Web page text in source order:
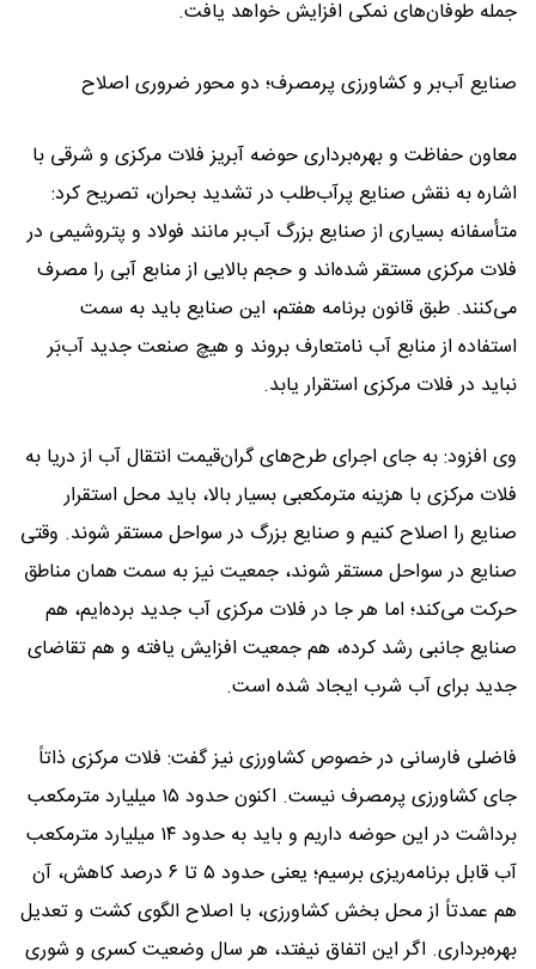
جمله طوفان‌های نمکی افزایش خواهد یافت.
صنایع آب‌بر و کشاورزی پرمصرف؛ دو محور ضروری اصلاح
معاون حفاظت و بهره‌برداری حوضه آبریز فلات مرکزی و شرقی با
اشاره به نقش صنایع پرآب‌طلب در تشدید بحران، تصریح کرد:
متأسفانه بسیاری از صنایع بزرگ آب‌بر مانند فولاد و پتروشیمی در
فلات مرکزی مستقر شده‌اند و حجم بالایی از منابع آبی را مصرف
می‌کنند. طبق قانون برنامه هفتم، این صنایع باید به سمت
استفاده از منابع آب نامتعارف بروند و هیچ صنعت جدید آب‌بَر
نباید در فلات مرکزی استقرار یابد.
وی افزود: به جای اجرای طرح‌های گران‌قیمت انتقال آب از دریا به
فلات مرکزی با هزینه مترمکعبی بسیار بالا، باید محل استقرار
صنایع را اصلاح کنیم و صنایع بزرگ در سواحل مستقر شوند. وقتی
صنایع در سواحل مستقر شوند، جمعیت نیز به سمت همان مناطق
حرکت می‌کند؛ اما هر جا در فلات مرکزی آب جدید برده‌ایم، هم
صنایع جانبی رشد کرده، هم جمعیت افزایش یافته و هم تقاضای
جدید برای آب شرب ایجاد شده است.
فاضلی فارسانی در خصوص کشاورزی نیز گفت: فلات مرکزی ذاتاً
جای کشاورزی پرمصرف نیست. اکنون حدود ۱۵ میلیارد مترمکعب
برداشت در این حوضه داریم و باید به حدود ۱۴ میلیارد مترمکعب
آب قابل برنامه‌ریزی برسیم؛ یعنی حدود ۵ تا ۶ درصد کاهش، آن
هم عمدتاً از محل بخش کشاورزی، با اصلاح الگوی کشت و تعدیل
بهره‌برداری. اگر این اتفاق نیفتد، هر سال وضعیت کسری و شوری